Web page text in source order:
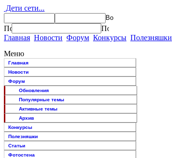
Дети сети...
Главная Новости Форум Конкурсы Полезняшки
Меню
Главная
Новости
Форум
Обновления
Популярные темы
Активные темы
Архив
Конкурсы
Полезняшки
Статьи
Фотостена